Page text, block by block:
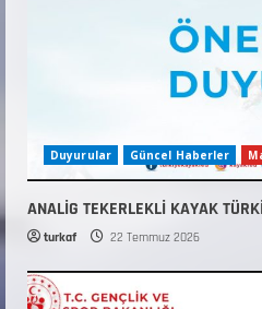
Duyurular Güncel Haberler
ANALİG TEKERLEKLİ KAYAK
turkaf 22 Temmuz 2026